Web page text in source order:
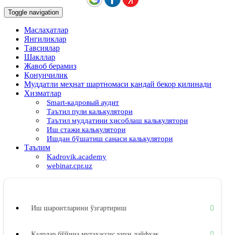
Toggle navigation
Маслаҳатлар
Янгиликлар
Тавсиялар
Шакллар
Жавоб берамиз
Қонунчилик
Муддатли меҳнат шартномаси қандай бекор қилинади
Хизматлар
Smart-кадровый аудит
Таътил пули калькулятори
Таътил муддатини ҳисоблаш калькулятори
Иш стажи калькулятори
Ишдан бўшатиш санаси калькулятори
Таълим
Kadrovik.academy
webinar.cpr.uz
Иш шароитларини ўзгартириш